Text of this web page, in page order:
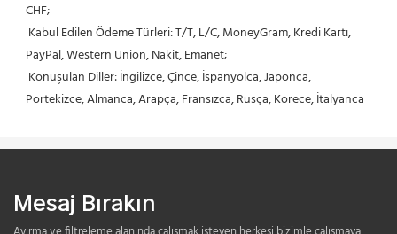
CHF;
PayPal, Western Union, Nakit, Emanet;
Portekizce, Almanca, Arapça, Fransızca, Rusça, Korece, İtalyanca
Mesaj Bırakın